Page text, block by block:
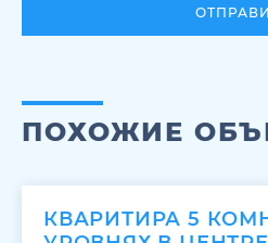
ПОХОЖИЕ
КВАРИТИРА 5